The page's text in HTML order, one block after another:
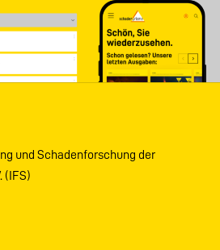
und Schadenforschung der
(IFS)